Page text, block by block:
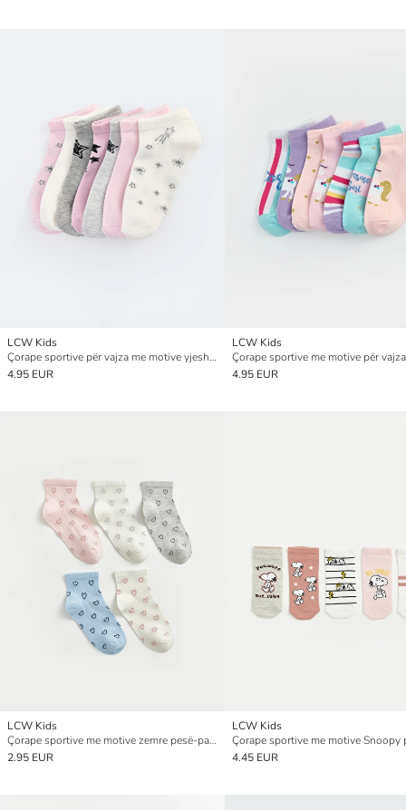
LCW Kids
Çorape sportive për vajza me motive yjesh, paketim 7-copësh
4.95 EUR
LCW Kids
4.95 EUR
LCW Kids
Çorape sportive me motive zemre pesë-pako për vajza
2.95 EUR
LCW Kids
4.45 EUR